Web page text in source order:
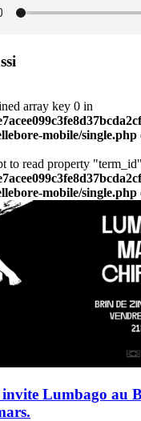
array key 0 in
mobile/single.php
to read property
mobile/single.php
Lumbago au